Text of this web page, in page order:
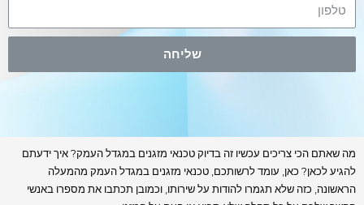
שליחה
מה שאתם הכי צריכים עכשיו זה בדיוק טכנאי מזגנים במגדל העמק? איך ידעתם
להגיע לכאן? כאן, עומד לרשותכם, טכנאי מזגנים במגדל העמק מהמעלה
הראשונה, כזה שלא תגמרו להודות על שירותו, וכמובן תכתבו את מספרו באנשי